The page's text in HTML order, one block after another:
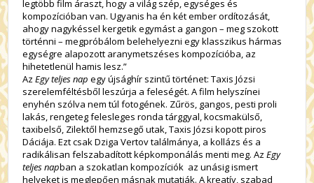
legtöbb film áraszt, hogy a világ szép, egységes és
kompozícióban van. Ugyanis ha én két ember ordítozását,
ahogy nagykéssel kergetik egymást a gangon – meg szokott
történni – megpróbálom belehelyezni egy klasszikus hármas
egységre alapozott aranymetszéses kompozícióba, az
hihetetlenül hamis lesz.”
AzEgy teljes nap egy újsághír szintű történet: Taxis Józsi
szerelemféltésből leszúrja a feleségét. A film helyszínei
enyhén szólva nem túl fotogének. Zűrös, gangos, pesti proli
lakás, rengeteg felesleges ronda tárggyal, kocsmakülső,
taxibelső, Zilektől hemzsegő utak, Taxis Józsi kopott piros
Dáciája. Ezt csak Dziga Vertov találmánya, a kollázs és a
radikálisan felszabadított képkomponálás menti meg. AzEgy
teljes napban a szokatlan kompozíciók az unásig ismert
helyeket is meglepően másnak mutatják. A kreatív, szabad